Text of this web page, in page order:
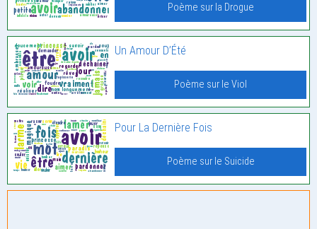
Poème sur la Drogue
Un Amour D’Été
Poème sur le Viol
Pour La Dernière Fois
Poème sur le Suicide